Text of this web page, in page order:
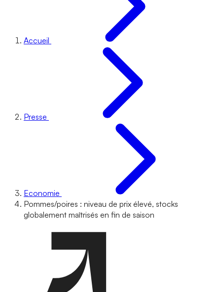
Accueil
Presse
Economie
Pommes/poires : niveau de prix élevé, stocks
globalement maîtrisés en fin de saison